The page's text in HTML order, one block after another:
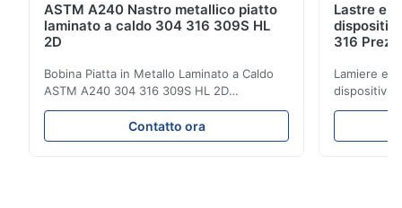
ASTM A240 Nastro metallico piatto
laminato a caldo 304 316 309S HL
2D
Bobina Piatta in Metallo Laminato a Caldo
ASTM A240 304 316 309S HL 2D
Bobina/Nastro in Acciaio Inossidabile
Laminato a Caldo/Freddo 304 316 309S 310
310S 316L 321 ASTM A240 Specifiche del
Contatto ora
Lastre e
dispositivi
316
Lamiere e
dispositivi
Prezzo
acciaio